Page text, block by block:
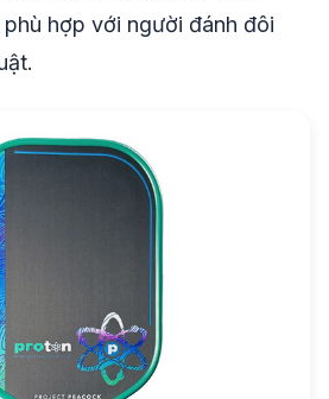
phù hợp với người đánh đôi